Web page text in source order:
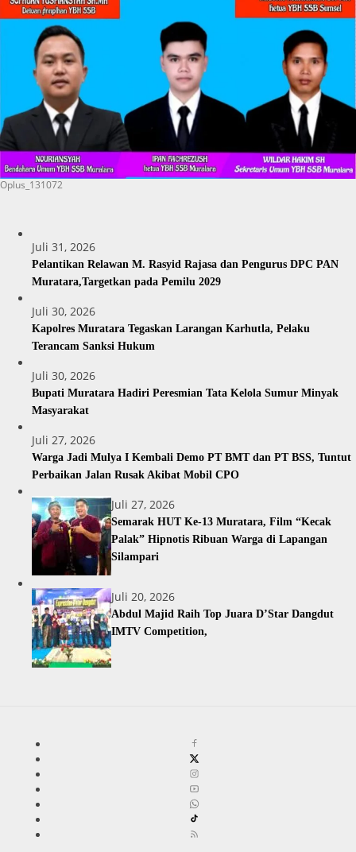
Oplus_131072
Juli 31, 2026
Pelantikan Relawan M. Rasyid Rajasa dan Pengurus DPC PAN
Muratara,Targetkan pada Pemilu 2029
Juli 30, 2026
Kapolres Muratara Tegaskan Larangan Karhutla, Pelaku
Terancam Sanksi Hukum
Juli 30, 2026
Bupati Muratara Hadiri Peresmian Tata Kelola Sumur Minyak
Masyarakat
Juli 27, 2026
Warga Jadi Mulya I Kembali Demo PT BMT dan PT BSS, Tuntut
Perbaikan Jalan Rusak Akibat Mobil CPO
Juli 27, 2026
Semarak HUT Ke-13 Muratara, Film “Kecak
Palak” Hipnotis Ribuan Warga di Lapangan
Silampari
Juli 20, 2026
Abdul Majid Raih Top Juara D’Star Dangdut
IMTV Competition,